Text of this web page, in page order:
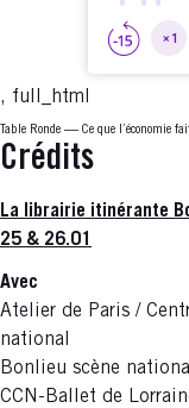
, full_html
Table Ronde — Ce que l’économie
Crédits
La librairie itinérante
25 & 26.01
Avec
Atelier de Paris /
national
Bonlieu scène
CCN-Ballet de